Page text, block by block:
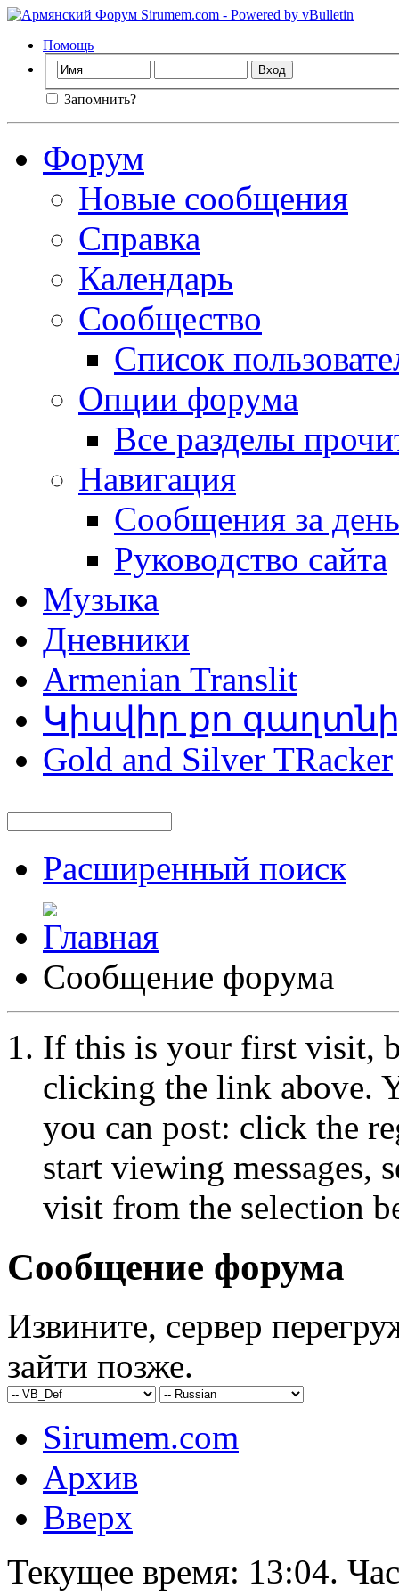
Помощь
Запомнить?
Форум
Новые сообщения
Справка
Календарь
Сообщество
Список
Опции форума
Все разделы
Навигация
Сообщения за день
Руководство сайта
Музыка
Дневники
Armenian Translit
Կիսվիր քո
Gold and Silver TRacker
Расширенный поиск
Сообщение форума
If this is your first visit,
clicking the link above.
you can post: click the
start viewing messages,
visit from the selection
Сообщение форума
Извините, сервер
зайти позже.
Sirumem.com
Архив
Вверх
Текущее время: 13:04.